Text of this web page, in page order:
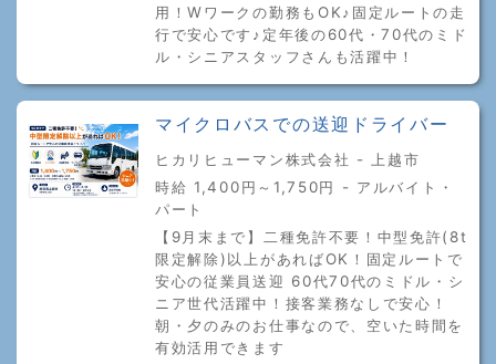
用！Wワークの勤務もOK♪固定ルートの走
行で安心です♪定年後の60代・70代のミド
ル・シニアスタッフさんも活躍中！
マイクロバスでの送迎ドライバー
ヒカリヒューマン株式会社 - 上越市
時給 1,400円～1,750円 - アルバイト・
パート
【9月末まで】二種免許不要！中型免許(8t
限定解除)以上があればOK！固定ルートで
安心の従業員送迎 60代70代のミドル・シ
ニア世代活躍中！接客業務なしで安心！
朝・夕のみのお仕事なので、空いた時間を
有効活用できます